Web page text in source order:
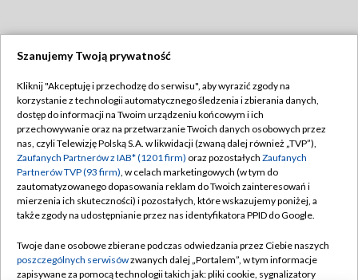
TVP
Abonament TVP
Emisja w TVP
Centrum informacji TVP
Naziemna Telewizja Cyfrowa
Rada Programowa
Regulamin TVP
Polityka prywatności
Moje zgody
Pomoc
Kontakt
Szanujemy Twoją prywatność
Kliknij "Akceptuję i przechodzę do serwisu", aby wyrazić zgody na
korzystanie z technologii automatycznego śledzenia i zbierania danych,
dostęp do informacji na Twoim urządzeniu końcowym i ich
przechowywanie oraz na przetwarzanie Twoich danych osobowych przez
nas, czyli Telewizję Polską S.A. w likwidacji (zwaną dalej również „TVP”),
Zaufanych Partnerów z IAB* (1201 firm) oraz pozostałych Zaufanych
Partnerów TVP (93 firm), w celach marketingowych (w tym do
zautomatyzowanego dopasowania reklam do Twoich zainteresowań i
mierzenia ich skuteczności) i pozostałych, które wskazujemy poniżej, a
także zgody na udostępnianie przez nas identyfikatora PPID do Google.
Twoje dane osobowe zbierane podczas odwiedzania przez Ciebie naszych
poszczególnych serwisówzwanych dalej „Portalem”, w tym informacje
zapisywane za pomocą technologii takich jak: pliki cookie, sygnalizatory